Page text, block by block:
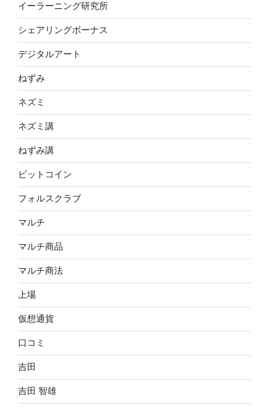
イーラーニング研究所
シェアリングボーナス
デジタルアート
ねずみ
ネズミ
ネズミ講
ねずみ講
ビットコイン
フォルスクラブ
マルチ
マルチ商品
マルチ商法
上場
仮想通貨
口コミ
吉田
吉田 智雄